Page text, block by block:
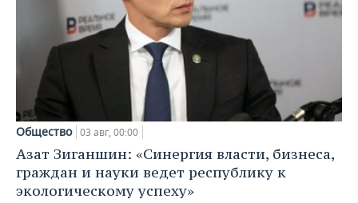
Общество 03 авг, 00:00
Азат Зиганшин: «Синергия власти, бизнеса,
граждан и науки ведет республику к
экологическому успеху»